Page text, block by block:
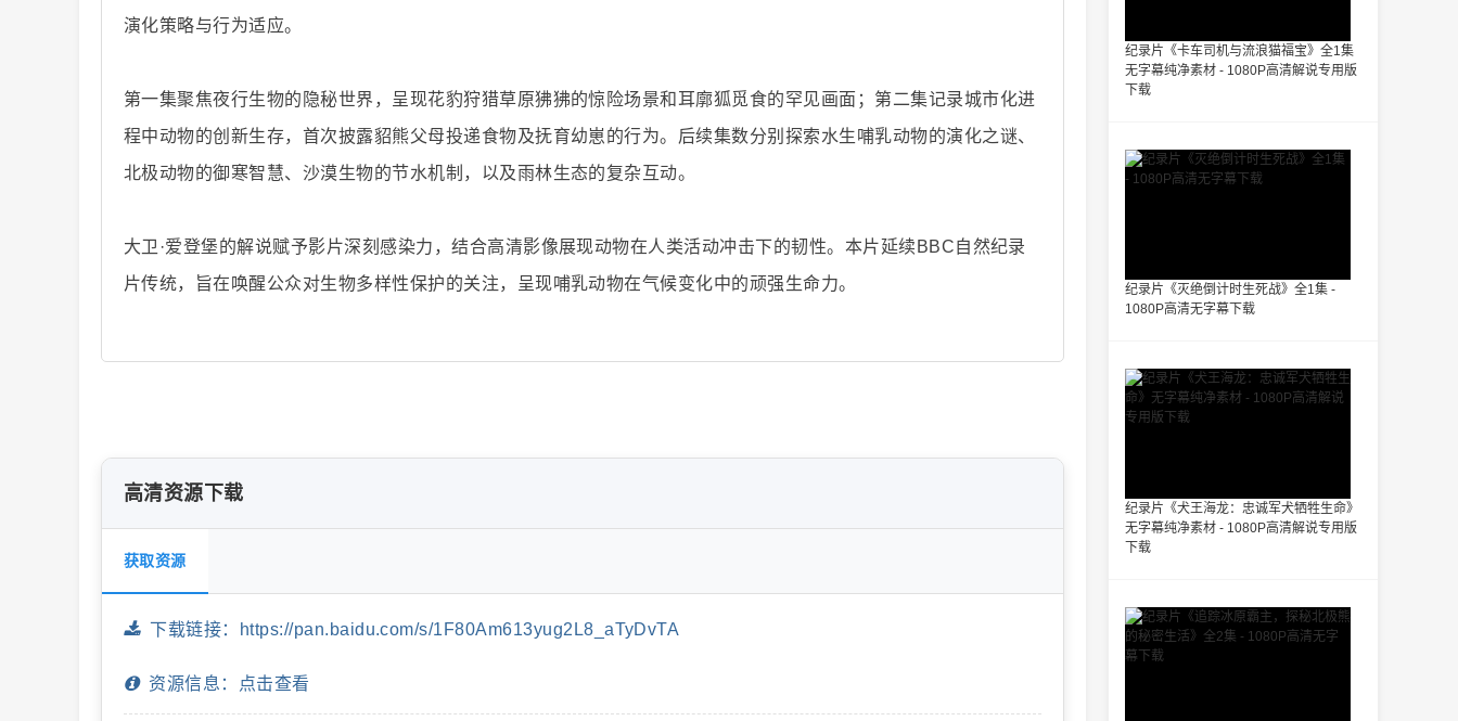
演化策略与行为适应。
第一集聚焦夜行生物的隐秘世界，呈现花豹狩猎草原狒狒的惊险场景和耳廓狐觅食的罕见画面；第二集记录城市化进
程中动物的创新生存，首次披露貂熊父母投递食物及抚育幼崽的行为。后续集数分别探索水生哺乳动物的演化之谜、
北极动物的御寒智慧、沙漠生物的节水机制，以及雨林生态的复杂互动。
大卫·爱登堡的解说赋予影片深刻感染力，结合高清影像展现动物在人类活动冲击下的韧性。本片延续BBC自然纪录
片传统，旨在唤醒公众对生物多样性保护的关注，呈现哺乳动物在气候变化中的顽强生命力。
高清资源下载
获取资源
下载链接：https://pan.baidu.com/s/1F80Am613yug2L8_aTyDvTA
资源信息：点击查看
纪录片《卡车司机与流浪猫福宝》全1集
无字幕纯净素材 - 1080P高清解说专用版
下载
纪录片《灭绝倒计时生死战》全1集 -
1080P高清无字幕下载
纪录片《犬王海龙：忠诚军犬牺牲生命》
无字幕纯净素材 - 1080P高清解说专用版
下载